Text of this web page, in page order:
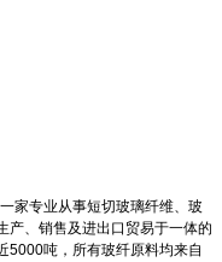
专业从事短切玻璃纤维、玻
产、销售及进出口贸易于一体的
5000吨，所有玻纤原料均来自